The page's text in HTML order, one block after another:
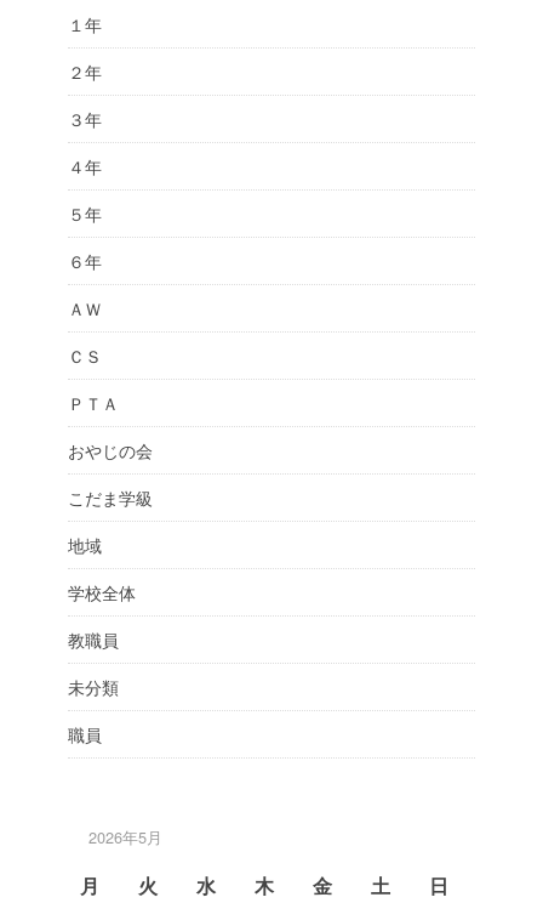
１年
２年
３年
４年
５年
６年
ＡＷ
ＣＳ
ＰＴＡ
おやじの会
こだま学級
地域
学校全体
教職員
未分類
職員
2026年5月
月 火 水 木 金 土 日